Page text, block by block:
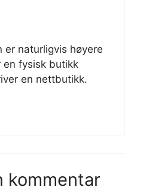
er naturligvis høyere
en fysisk butikk
en nettbutikk.
kommentar